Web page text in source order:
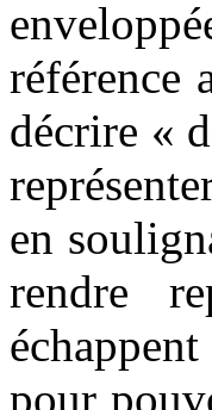
référence
décrire «
en
rendre
pour